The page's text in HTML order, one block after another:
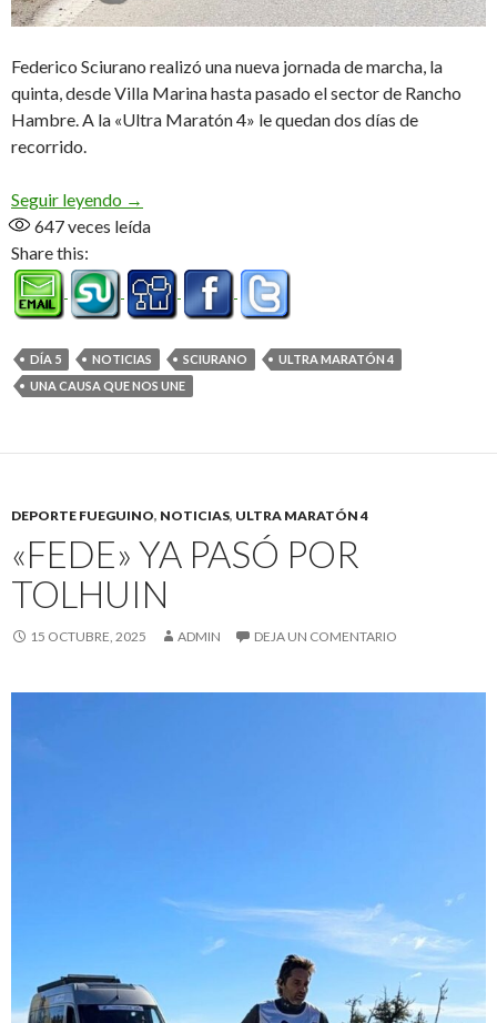
Federico Sciurano realizó una nueva jornada de marcha, la
quinta, desde Villa Marina hasta pasado el sector de Rancho
Hambre. A la «Ultra Maratón 4» le quedan dos días de
recorrido.
Seguir leyendo Cruce de los Andes, máximo desafío cumplido
→
647veces leída
Share this:
DÍA 5 NOTICIAS SCIURANO
ULTRA MARATÓN 4
UNA CAUSA QUE NOS UNE
DEPORTE FUEGUINO, NOTICIAS, ULTRA MARATÓN 4
«FEDE» YA PASÓ POR
TOLHUIN
15 OCTUBRE, 2025 ADMIN DEJA UN COMENTARIO